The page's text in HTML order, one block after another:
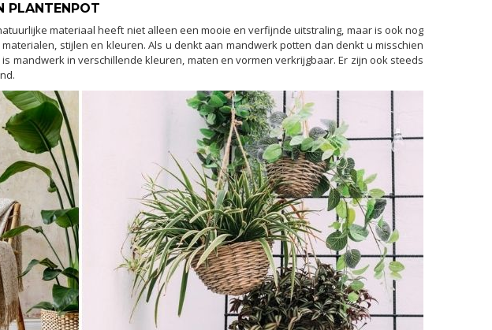
PLANTENPOT
materiaal heeft niet alleen een mooie en verfijnde uitstraling, maar is ook nog
stijlen en kleuren. Als u denkt aan mandwerk potten dan denkt u misschien
mandwerk in verschillende kleuren, maten en vormen verkrijgbaar. Er zijn ook steeds